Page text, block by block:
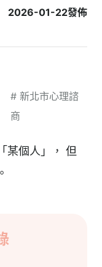
2026-01-22發佈
# 新北市心理諮
商
某個人」， 但